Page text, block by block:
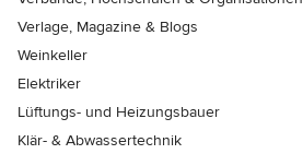
Verlage, Magazine & Blogs
Weinkeller
Elektriker
Lüftungs- und Heizungsbauer
Klär- & Abwassertechnik